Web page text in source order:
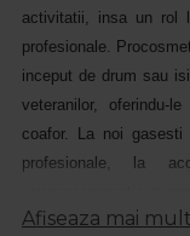
activitatii, insa un rol
profesionale.
inceput de drum sau
veteranilor, oferindu-
coafor. La noi
profesionale, la
salonului tau.
Afiseaza mai mult